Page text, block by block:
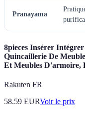
Pranayama
8pieces Insérer
Quincaillerie De
Et Meubles D'armoire,
Rakuten FR
58.59 EURVoir le prix